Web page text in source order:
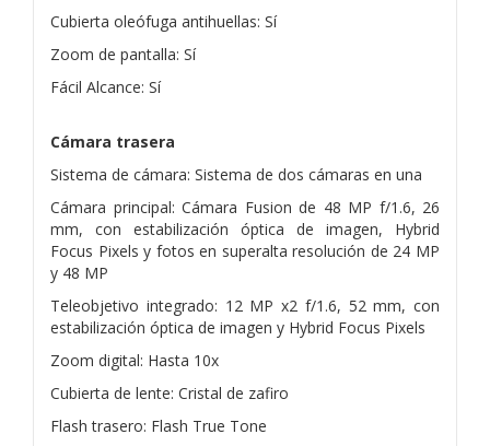
Cubierta oleófuga antihuellas: Sí
Zoom de pantalla: Sí
Fácil Alcance: Sí
Cámara trasera
Sistema de cámara: Sistema de dos cámaras en una
Cámara principal: Cámara Fusion de 48 MP f/1.6, 26
mm, con estabilización óptica de imagen, Hybrid
Focus Pixels y fotos en superalta resolución de 24 MP
y 48 MP
Teleobjetivo integrado: 12 MP x2 f/1.6, 52 mm, con
estabilización óptica de imagen y Hybrid Focus Pixels
Zoom digital: Hasta 10x
Cubierta de lente: Cristal de zafiro
Flash trasero: Flash True Tone